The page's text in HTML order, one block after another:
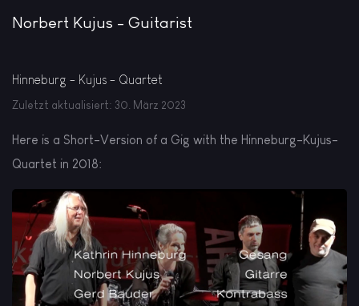
Norbert Kujus - Guitarist
Hinneburg - Kujus - Quartet
Zuletzt aktualisiert: 30. März 2023
Here is a Short-Version of a Gig with the Hinneburg-Kujus-
Quartet in 2018: